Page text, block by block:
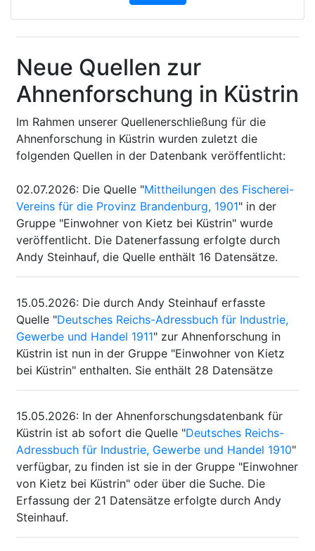
Neue Quellen zur
Ahnenforschung in Küstrin
Im Rahmen unserer Quellenerschließung für die
Ahnenforschung in Küstrin wurden zuletzt die
folgenden Quellen in der Datenbank veröffentlicht:
02.07.2026: Die Quelle "Mittheilungen des Fischerei-
Vereins für die Provinz Brandenburg, 1901" in der
Gruppe "Einwohner von Kietz bei Küstrin" wurde
veröffentlicht. Die Datenerfassung erfolgte durch
Andy Steinhauf, die Quelle enthält 16 Datensätze.
15.05.2026: Die durch Andy Steinhauf erfasste
Quelle "Deutsches Reichs-Adressbuch für Industrie,
Gewerbe und Handel 1911" zur Ahnenforschung in
Küstrin ist nun in der Gruppe "Einwohner von Kietz
bei Küstrin" enthalten. Sie enthält 28 Datensätze
15.05.2026: In der Ahnenforschungsdatenbank für
Küstrin ist ab sofort die Quelle "Deutsches Reichs-
Adressbuch für Industrie, Gewerbe und Handel 1910"
verfügbar, zu finden ist sie in der Gruppe "Einwohner
von Kietz bei Küstrin" oder über die Suche. Die
Erfassung der 21 Datensätze erfolgte durch Andy
Steinhauf.